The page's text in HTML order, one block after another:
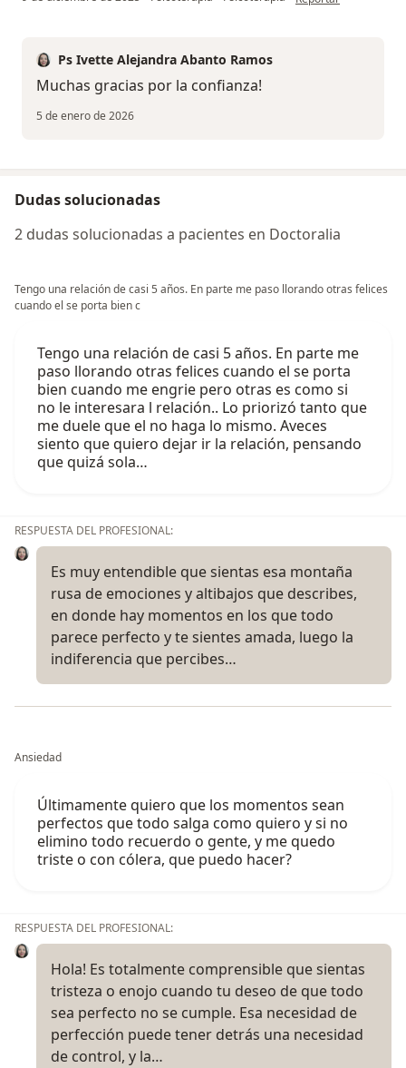
Ps Ivette Alejandra Abanto Ramos
Muchas gracias por la confianza!
5 de enero de 2026
Dudas solucionadas
2 dudas solucionadas a pacientes en Doctoralia
Tengo una relación de casi 5 años. En parte me paso llorando otras felices
cuando el se porta bien c
Tengo una relación de casi 5 años. En parte me
paso llorando otras felices cuando el se porta
bien cuando me engrie pero otras es como si
no le interesara l relación.. Lo priorizó tanto que
me duele que el no haga lo mismo. Aveces
siento que quiero dejar ir la relación, pensando
que quizá sola…
RESPUESTA DEL PROFESIONAL:
Es muy entendible que sientas esa montaña
rusa de emociones y altibajos que describes,
en donde hay momentos en los que todo
parece perfecto y te sientes amada, luego la
indiferencia que percibes…
Ansiedad
Últimamente quiero que los momentos sean
perfectos que todo salga como quiero y si no
elimino todo recuerdo o gente, y me quedo
triste o con cólera, que puedo hacer?
RESPUESTA DEL PROFESIONAL:
Hola! Es totalmente comprensible que sientas
tristeza o enojo cuando tu deseo de que todo
sea perfecto no se cumple. Esa necesidad de
perfección puede tener detrás una necesidad
de control, y la…